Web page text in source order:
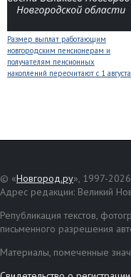
Размер выплат работающим
новгородским пенсионерам и
получателям пенсионных
накоплений пересчитают с 1 августа
© «Новгород.ру», 1997-
Адрес редакции: Великий
Републикация текстов,
письменного разрешения
Материалы, помеченные